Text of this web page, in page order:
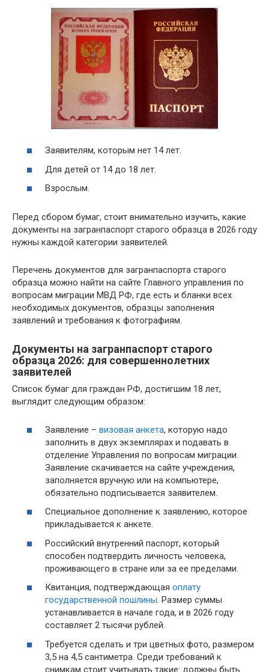
Заявителям, которым нет 14 лет.
Для детей от 14 до 18 лет.
Взрослым.
Перед сбором бумаг, стоит внимательно изучить, какие
документы на загранпаспорт старого образца в 2026 году
нужны каждой категории заявителей.
Перечень документов для загранпаспорта старого
образца можно найти на сайте Главного управления по
вопросам миграции МВД РФ, где есть и бланки всех
необходимых документов, образцы заполнения
заявлений и требования к фотографиям.
Документы на загранпаспорт старого
образца 2026: для совершеннолетних
заявителей
Список бумаг для граждан РФ, достигшим 18 лет,
выглядит следующим образом:
Заявление – визовая анкета, которую надо
заполнить в двух экземплярах и подавать в
отделение Управления по вопросам миграции.
Заявление скачивается на сайте учреждения,
заполняется вручную или на компьютере,
обязательно подписывается заявителем.
Специальное дополнение к заявлению, которое
прикладывается к анкете.
Российский внутренний паспорт, который
способен подтвердить личность человека,
проживающего в стране или за ее пределами.
Квитанция, подтверждающая оплату
государственной пошлины. Размер суммы
устанавливается в начале года, и в 2026 году
составляет 2 тысячи рублей.
Требуется сделать и три цветных фото, размером
3,5 на 4,5 сантиметра. Среди требований к
снимкам стоит учитывать такие: должны быть